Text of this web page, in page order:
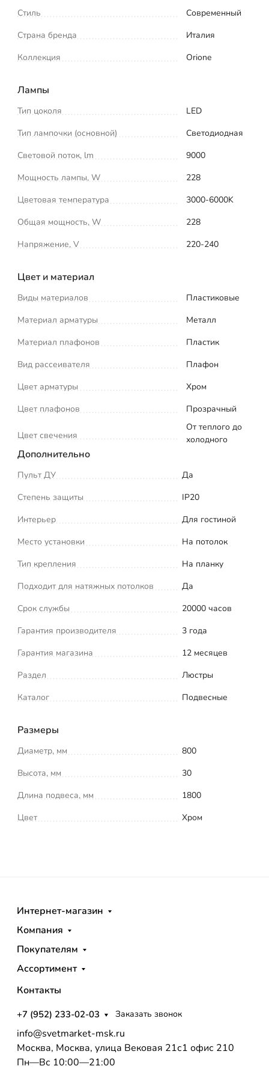
Стиль
Современный
Страна бренда
Италия
Коллекция
Orione
Лампы
Тип цоколя
LED
Тип лампочки (основной)
Светодиодная
Световой поток, lm
9000
Мощность лампы, W
228
Цветовая температура
3000-6000K
Общая мощность, W
228
Напряжение, V
220-240
Цвет и материал
Виды материалов
Пластиковые
Материал арматуры
Металл
Материал плафонов
Пластик
Вид рассеивателя
Плафон
Цвет арматуры
Хром
Цвет плафонов
Прозрачный
Цвет свечения
От теплого до
холодного
Дополнительно
Пульт ДУ
Да
Степень защиты
IP20
Интерьер
Для гостиной
Место установки
На потолок
Тип крепления
На планку
Подходит для натяжных потолков
Да
Срок службы
20000 часов
Гарантия производителя
3 года
Гарантия магазина
12 месяцев
Раздел
Люстры
Каталог
Подвесные
Размеры
Диаметр, мм
800
Высота, мм
30
Длина подвеса, мм
1800
Цвет
Хром
Интернет-магазин
Компания
Покупателям
Ассортимент
Контакты
+7 (952) 233-02-03 Заказать звонок
info@svetmarket-msk.ru
Москва, Москва, улица Вековая 21с1 офис 210
Пн—Вс 10:00—21:00